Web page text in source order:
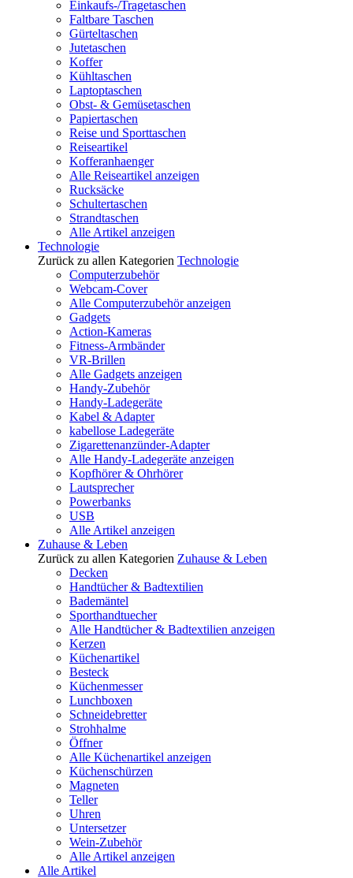
Einkaufs-/Tragetaschen
Faltbare Taschen
Gürteltaschen
Jutetaschen
Koffer
Kühltaschen
Laptoptaschen
Obst- & Gemüsetaschen
Papiertaschen
Reise und Sporttaschen
Reiseartikel
Kofferanhaenger
Alle Reiseartikel anzeigen
Rucksäcke
Schultertaschen
Strandtaschen
Alle Artikel anzeigen
Technologie
Zurück zu allen Kategorien Technologie
Computerzubehör
Webcam-Cover
Alle Computerzubehör anzeigen
Gadgets
Action-Kameras
Fitness-Armbänder
VR-Brillen
Alle Gadgets anzeigen
Handy-Zubehör
Handy-Ladegeräte
Kabel & Adapter
kabellose Ladegeräte
Zigarettenanzünder-Adapter
Alle Handy-Ladegeräte anzeigen
Kopfhörer & Ohrhörer
Lautsprecher
Powerbanks
USB
Alle Artikel anzeigen
Zuhause & Leben
Zurück zu allen Kategorien Zuhause & Leben
Decken
Handtücher & Badtextilien
Bademäntel
Sporthandtuecher
Alle Handtücher & Badtextilien anzeigen
Kerzen
Küchenartikel
Besteck
Küchenmesser
Lunchboxen
Schneidebretter
Strohhalme
Öffner
Alle Küchenartikel anzeigen
Küchenschürzen
Magneten
Teller
Uhren
Untersetzer
Wein-Zubehör
Alle Artikel anzeigen
Alle Artikel